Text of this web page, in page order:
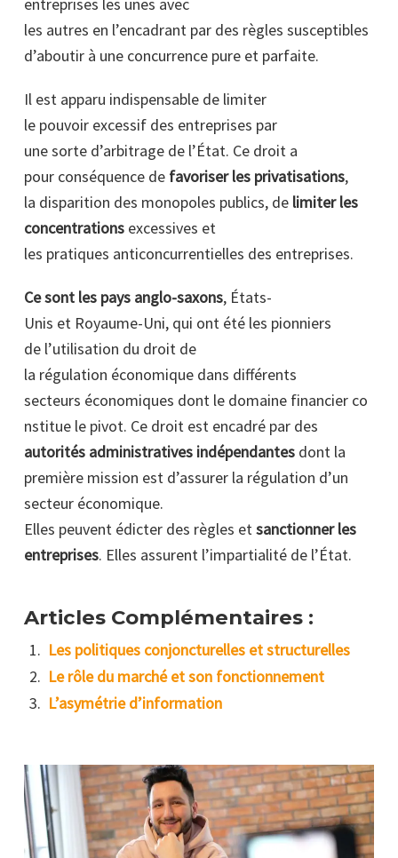
les autres en l’encadrant par des règles susceptibles
d’aboutir à une concurrence pure et parfaite.
Il est apparu indispensable de limiter
le pouvoir excessif des entreprises par
une sorte d’arbitrage de l’État. Ce droit a
pour conséquence de favoriser les privatisations,
la disparition des monopoles publics, de limiter les
concentrations excessives et
les pratiques anticoncurrentielles des entreprises.
Ce sont les pays anglo-saxons, États-
Unis et Royaume-Uni, qui ont été les pionniers
de l’utilisation du droit de
la régulation économique dans différents
secteurs économiques dont le domaine financier co
nstitue le pivot. Ce droit est encadré par des
autorités administratives indépendantes dont la
première mission est d’assurer la régulation d’un
secteur économique.
Elles peuvent édicter des règles etsanctionner les
entreprises. Elles assurent l’impartialité de l’État.
Articles Complémentaires :
Les politiques conjoncturelles et structurelles
Le rôle du marché et son fonctionnement
L’asymétrie d’information